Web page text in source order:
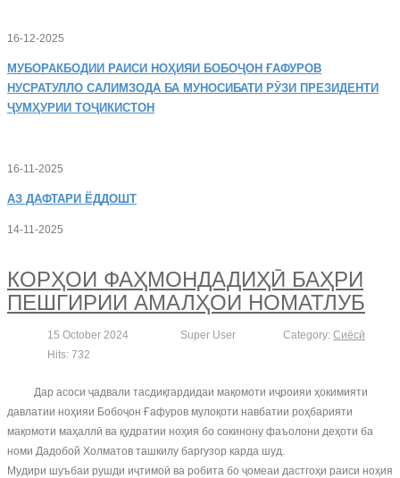
16-12-2025
МУБОРАКБОДИИ РАИСИ НОҲИЯИ БОБОҶОН ҒАФУРОВ
НУСРАТУЛЛО САЛИМЗОДА БА МУНОСИБАТИ РӮЗИ ПРЕЗИДЕНТИ
ҶУМҲУРИИ ТОҶИКИСТОН
16-11-2025
АЗ ДАФТАРИ ЁДДОШТ
14-11-2025
КОРҲОИ ФАҲМОНДАДИҲӢ БАҲРИ
ПЕШГИРИИ АМАЛҲОИ НОМАТЛУБ
15 October 2024 Super User Category: Сиёсӣ
Hits: 732
Дар асоси ҷадвали тасдиқгардидаи мақомоти иҷроияи ҳокимияти
давлатии ноҳияи Бобоҷон Ғафуров мулоқоти навбатии роҳбарияти
мақомоти маҳаллӣ ва қудратии ноҳия бо сокинону фаъолони деҳоти ба
номи Дадобой Холматов ташкилу баргузор карда шуд.
Мудири шуъбаи рушди иҷтимоӣ ва робита бо ҷомеаи дастгоҳи раиси ноҳия